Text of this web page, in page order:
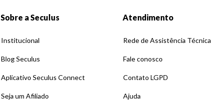
Sobre a Seculus
Institucional
Blog Seculus
Aplicativo Seculus Connect
Seja um Afiliado
Atendimento
Rede de Assistência Técnica
Fale conosco
Contato LGPD
Ajuda